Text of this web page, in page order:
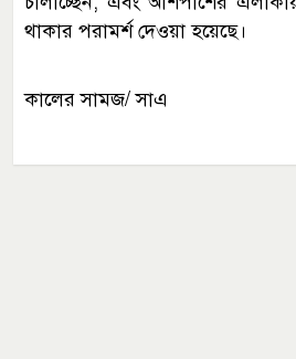
থাকার পরামর্শ দেওয়া হয়েছে।
কালের সামজ/ সাএ